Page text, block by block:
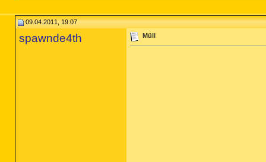
09.04.2011, 19:07
spawnde4th Müll